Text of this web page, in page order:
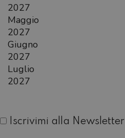
2027
Maggio
2027
Giugno
2027
Luglio
2027
Iscrivimi alla Newsletter